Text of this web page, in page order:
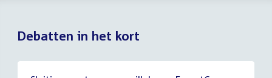
Debatten in het kort